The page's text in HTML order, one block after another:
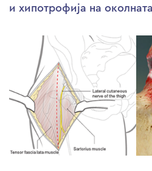
и хипотрофија на